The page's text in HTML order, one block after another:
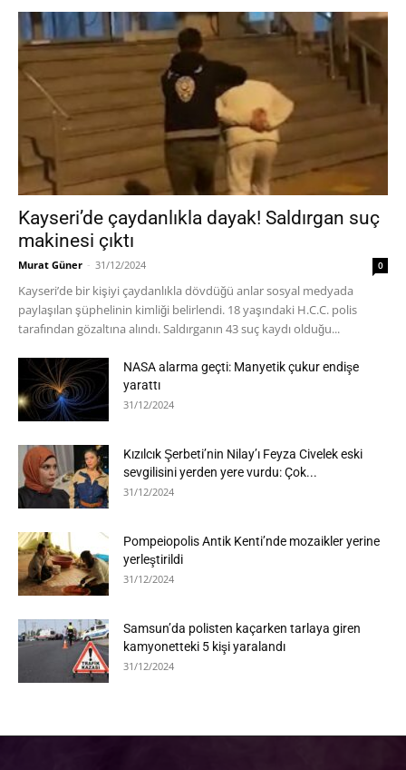
Kayseri’de çaydanlıkla dayak! Saldırgan suç
makinesi çıktı
Murat Güner - 31/12/2024 0
Kayseri’de bir kişiyi çaydanlıkla dövdüğü anlar sosyal medyada
paylaşılan şüphelinin kimliği belirlendi. 18 yaşındaki H.C.C. polis
tarafından gözaltına alındı. Saldırganın 43 suç kaydı olduğu...
NASA alarma geçti: Manyetik çukur endişe
yarattı
31/12/2024
Kızılcık Şerbeti’nin Nilay’ı Feyza Civelek eski
sevgilisini yerden yere vurdu: Çok...
31/12/2024
Pompeiopolis Antik Kenti’nde mozaikler yerine
yerleştirildi
31/12/2024
Samsun’da polisten kaçarken tarlaya giren
kamyonetteki 5 kişi yaralandı
31/12/2024